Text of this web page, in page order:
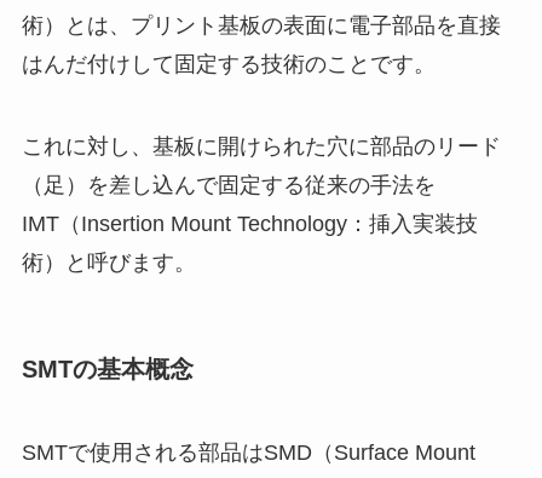
術）とは、プリント基板の表面に電子部品を直接
はんだ付けして固定する技術のことです。
これに対し、基板に開けられた穴に部品のリード
（足）を差し込んで固定する従来の手法を
IMT（Insertion Mount Technology：挿入実装技
術）と呼びます。
SMTの基本概念
SMTで使用される部品はSMD（Surface Mount